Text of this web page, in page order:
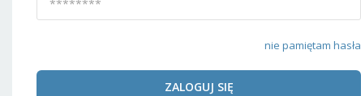
nie pamiętam hasła
ZALOGUJ SIĘ